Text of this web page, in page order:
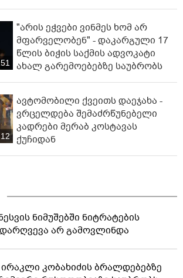
"არის ეჭვები ვინმეს ხომ არ
მფარველობენ" - დაკარგული 17
წლის ბიჭის საქმის ადვოკატი
ახალ გარემოებებზე საუბრობს
ავტომობილი ქვეითს დაეჯახა -
ვრცელდება შემაძრწუნებელი
კადრები მერაბ კოსტავას
ქუჩიდან
ნიმუშებში ნიტრატების
არ გამოვლინდა
ირაკლი კობახიძის ბრალდებებზე